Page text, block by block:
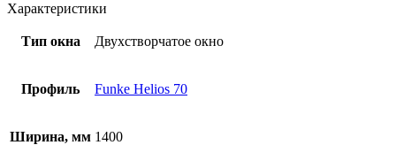
Характеристики
Тип окна Двухстворчатое окно
Профиль Funke Helios 70
Ширина, мм 1400